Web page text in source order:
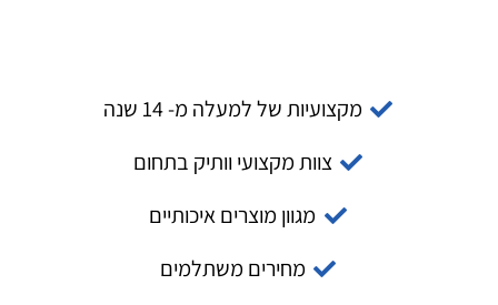
מקצועיות של למעלה מ- 14 שנה
צוות מקצועי וותיק בתחום
מגוון מוצרים איכותיים
מחירים משתלמים